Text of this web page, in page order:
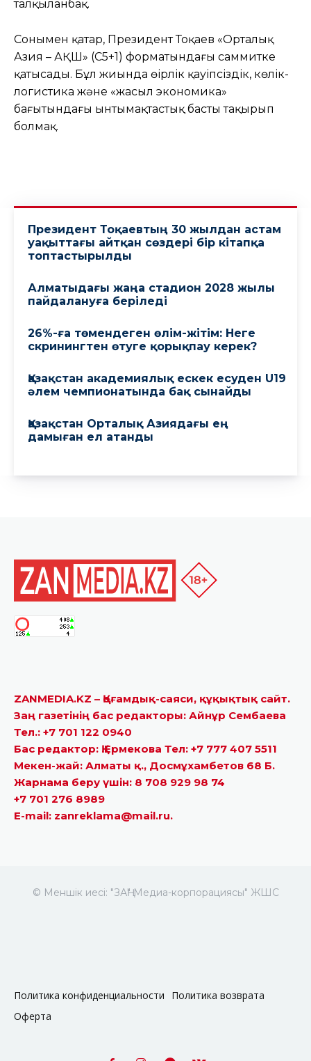
ZANMEDIA.KZ – Қоғамдық-саяси, құқықтық сайт.
Заң газетінің бас редакторы: Айнұр Сембаева
Тел.: +7 701 122 0940
Бас редактор: Қ.Ермекова Тел: +7 777 407 5511
Мекен-жай: Алматы қ., Досмұхамбетов 68 Б.
Жарнама беру үшін: 8 708 929 98 74
+7 701 276 8989
E-mail: zanreklama@mail.ru.
© Меншік иесі: "ЗАҢ" Медиа-корпорациясы" ЖШС
Политика конфиденциальности
Политика возврата
Оферта